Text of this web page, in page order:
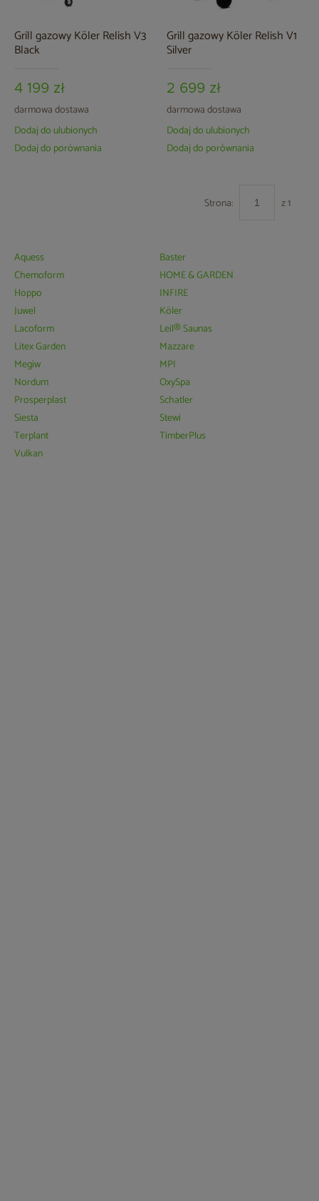
Grill gazowy Köler Relish V3
Black
4 199 zł
darmowa dostawa
Dodaj do ulubionych
Dodaj do porównania
Grill gazowy Köler Relish V1
Silver
2 699 zł
darmowa dostawa
Dodaj do ulubionych
Dodaj do porównania
Strona: z 1
Aquess
Baster
Chemoform
HOME & GARDEN
Hoppo
INFIRE
Juwel
Köler
Lacoform
Leil® Saunas
Litex Garden
Mazzare
Megiw
MPI
Nordum
OxySpa
Prosperplast
Schatler
Siesta
Stewi
Terplant
TimberPlus
Vulkan